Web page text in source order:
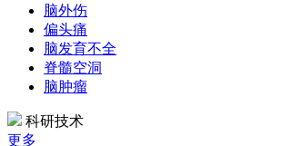
脑外伤
偏头痛
脑发育不全
脊髓空洞
脑肿瘤
科研技术
更多